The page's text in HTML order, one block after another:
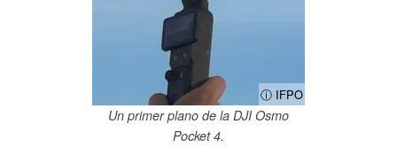
ⓘ IFPO
Un primer plano de la DJI Osmo
Pocket 4.